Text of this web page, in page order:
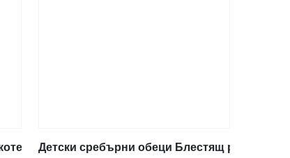
тип винт
Детски сребърни обеци Блестящ розов